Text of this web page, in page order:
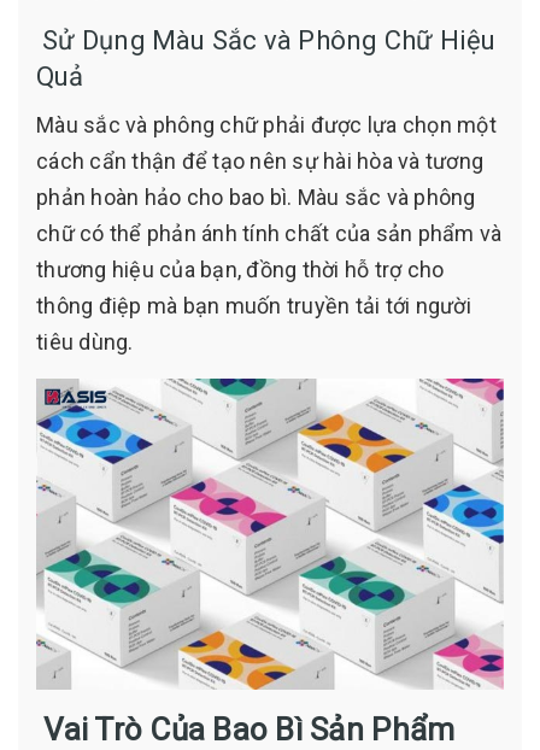
Sử Dụng Màu Sắc và Phông Chữ Hiệu
Quả
Màu sắc và phông chữ phải được lựa chọn một
cách cẩn thận để tạo nên sự hài hòa và tương
phản hoàn hảo cho bao bì. Màu sắc và phông
chữ có thể phản ánh tính chất của sản phẩm và
thương hiệu của bạn, đồng thời hỗ trợ cho
thông điệp mà bạn muốn truyền tải tới người
tiêu dùng.
Vai Trò Của Bao Bì Sản Phẩm